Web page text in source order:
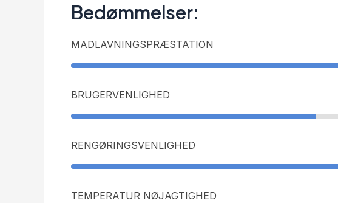
Bedømmelser:
MADLAVNINGSPRÆSTATION
BRUGERVENLIGHED
RENGØRINGSVENLIGHED
TEMPERATUR NØJAGTIGHED